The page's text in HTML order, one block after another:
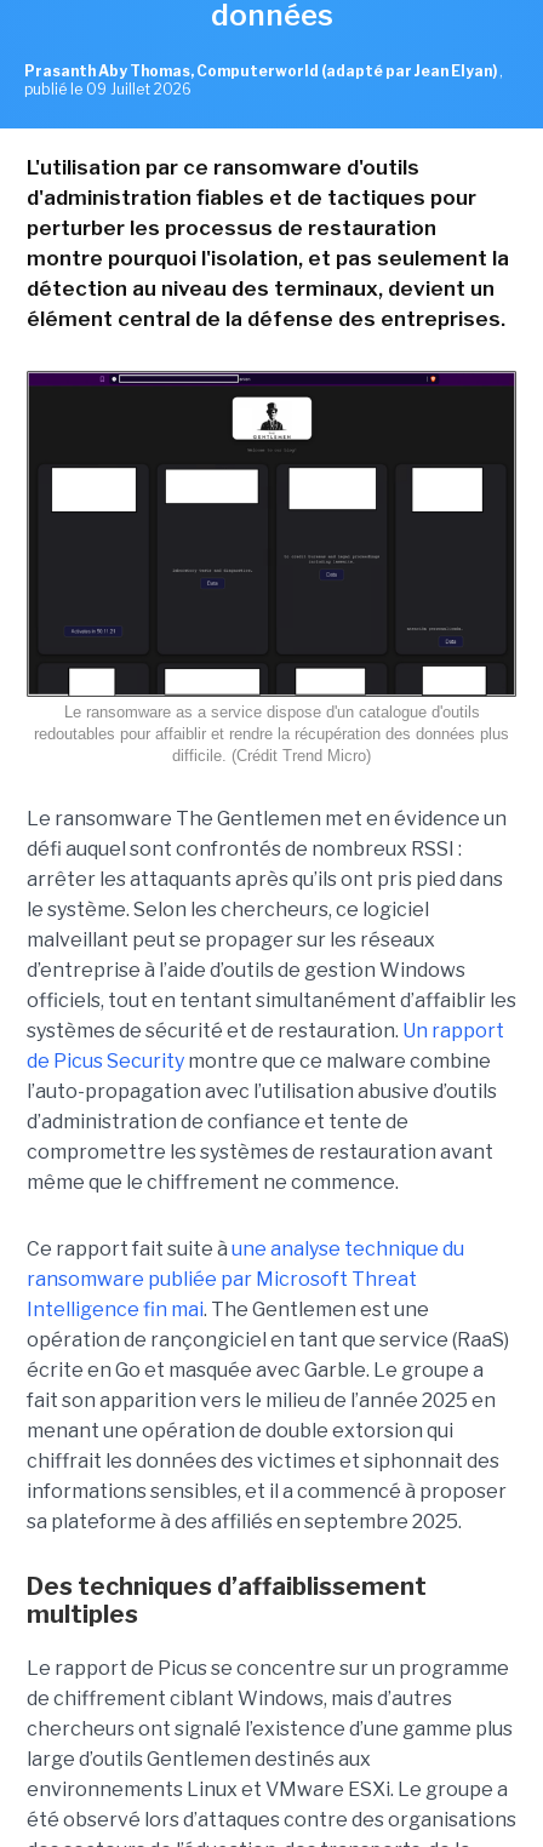
données
Prasanth Aby Thomas, Computerworld (adapté par Jean Elyan) ,
publié le 09 Juillet 2026
L'utilisation par ce ransomware d'outils
d'administration fiables et de tactiques pour
perturber les processus de restauration
montre pourquoi l'isolation, et pas seulement la
détection au niveau des terminaux, devient un
élément central de la défense des entreprises.
Le ransomware as a service dispose d'un catalogue d'outils
redoutables pour affaiblir et rendre la récupération des données plus
difficile. (Crédit Trend Micro)
Le ransomware The Gentlemen met en évidence un
défi auquel sont confrontés de nombreux RSSI :
arrêter les attaquants après qu’ils ont pris pied dans
le système. Selon les chercheurs, ce logiciel
malveillant peut se propager sur les réseaux
d’entreprise à l’aide d’outils de gestion Windows
officiels, tout en tentant simultanément d’affaiblir les
systèmes de sécurité et de restauration. Un rapport
de Picus Securitymontre que ce malware combine
l’auto-propagation avec l’utilisation abusive d’outils
d’administration de confiance et tente de
compromettre les systèmes de restauration avant
même que le chiffrement ne commence.
Ce rapport fait suite à une analyse technique du
ransomware publiée par Microsoft Threat
Intelligence fin mai. The Gentlemen est une
opération de rançongiciel en tant que service (RaaS)
écrite en Go et masquée avec Garble. Le groupe a
fait son apparition vers le milieu de l’année 2025 en
menant une opération de double extorsion qui
chiffrait les données des victimes et siphonnait des
informations sensibles, et il a commencé à proposer
sa plateforme à des affiliés en septembre 2025.
Des techniques d’affaiblissement
multiples
Le rapport de Picus se concentre sur un programme
de chiffrement ciblant Windows, mais d’autres
chercheurs ont signalé l’existence d’une gamme plus
large d’outils Gentlemen destinés aux
environnements Linux et VMware ESXi. Le groupe a
été observé lors d’attaques contre des organisations